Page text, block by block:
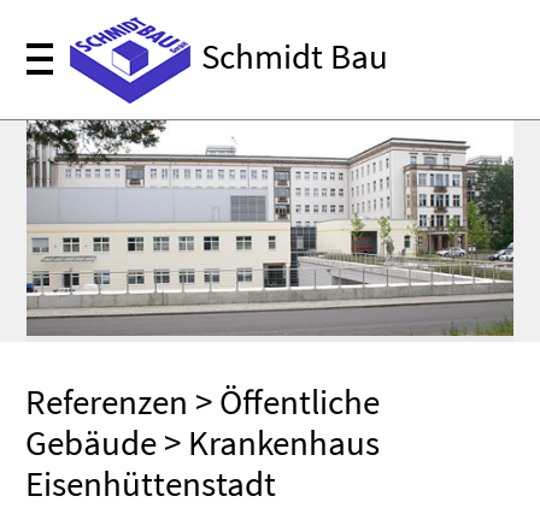
Schmidt Bau
Referenzen >Öffentliche
Gebäude> Krankenhaus
Eisenhüttenstadt